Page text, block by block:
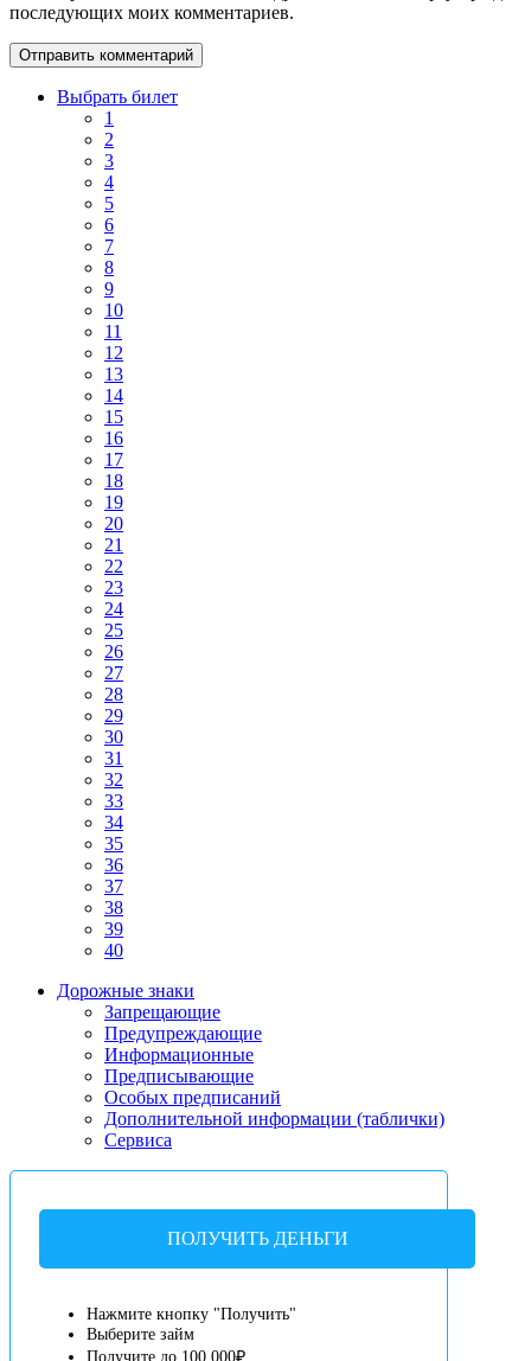
последующих моих комментариев.
Выбрать билет
1
2
3
4
5
6
7
8
9
10
11
12
13
14
15
16
17
18
19
20
21
22
23
24
25
26
27
28
29
30
31
32
33
34
35
36
37
38
39
40
Дорожные знаки
Запрещающие
Предупреждающие
Информационные
Предписывающие
Особых предписаний
Дополнительной информации (таблички)
Сервиса
ПОЛУЧИТЬ ДЕНЬГИ
Нажмите кнопку "Получить"
Выберите займ
Получите до 100 000₽